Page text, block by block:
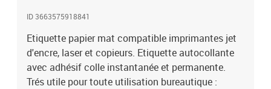
ID 3663575918841
Etiquette papier mat compatible imprimantes jet
d'encre, laser et copieurs. Etiquette autocollante
avec adhésif colle instantanée et permanente.
Trés utile pour toute utilisation bureautique :